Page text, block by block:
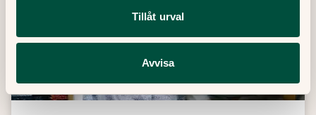
Tillåt urval
Avvisa